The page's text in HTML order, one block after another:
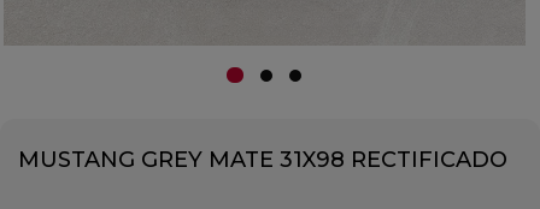
MUSTANG GREY MATE 31X98 RECTIFICADO